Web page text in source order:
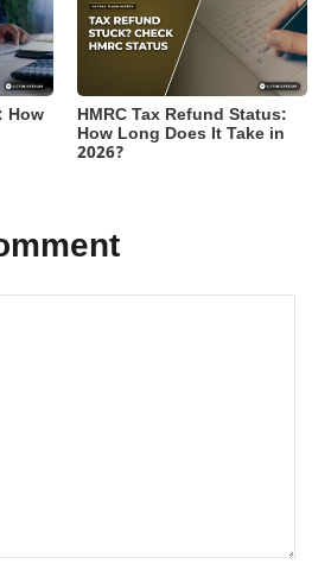
How
HMRC Tax Refund Status:
How Long Does It Take in
2026?